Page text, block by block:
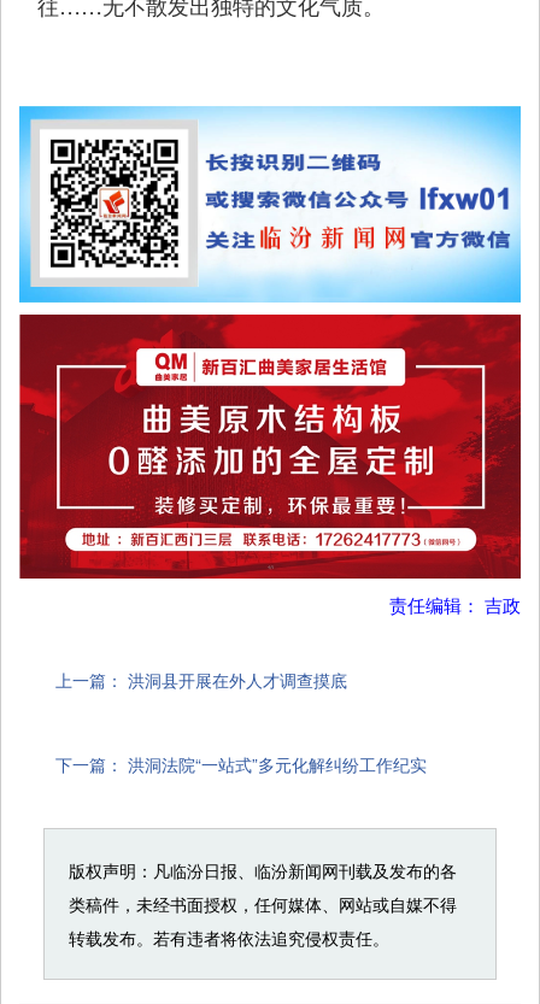
责任编辑： 吉政
上一篇： 洪洞县开展在外人才调查摸底
下一篇： 洪洞法院“一站式”多元化解纠纷工作纪实
版权声明：凡临汾日报、临汾新闻网刊载及发布的各
类稿件，未经书面授权，任何媒体、网站或自媒不得
转载发布。若有违者将依法追究侵权责任。